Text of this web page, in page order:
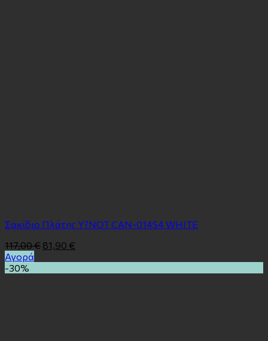
Σακίδιο Πλάτης Y?NOT CAN-014S4 WHITE
117,00€ 81,90 €
Αγορά
-30%